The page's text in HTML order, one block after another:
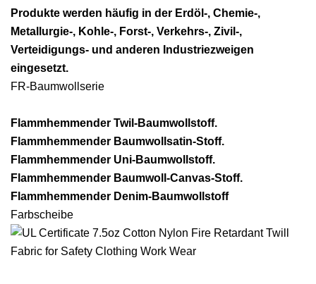
Produkte werden häufig in der Erdöl-, Chemie-,
Metallurgie-, Kohle-, Forst-, Verkehrs-, Zivil-,
Verteidigungs- und anderen Industriezweigen
eingesetzt.
FR-Baumwollserie
Flammhemmender Twil-Baumwollstoff.
Flammhemmender Baumwollsatin-Stoff.
Flammhemmender Uni-Baumwollstoff.
Flammhemmender Baumwoll-Canvas-Stoff.
Flammhemmender Denim-Baumwollstoff
Farbscheibe